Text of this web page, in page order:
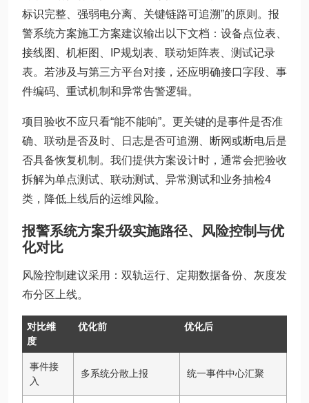
标识完整、强弱电分离、关键链路可追溯”的原则。报
警系统方案施工方案建议输出以下文档：设备点位表、
接线图、机柜图、IP规划表、联动矩阵表、测试记录
表。若涉及与第三方平台对接，还应明确接口字段、事
件编码、重试机制和异常告警逻辑。
项目验收不应只看“能不能响”。更关键的是事件是否准
确、联动是否及时、日志是否可追溯、断网或断电后是
否具备恢复机制。我们提供方案设计时，通常会把验收
拆解为单点测试、联动测试、异常测试和业务抽检4
类，降低上线后的运维风险。
报警系统方案升级实施路径、风险控制与优
化对比
风险控制建议采用：双轨运行、定期数据备份、灰度发
布分区上线。
对比维
度
优化前 优化后
事件接
入
多系统分散上报 统一事件中心汇聚